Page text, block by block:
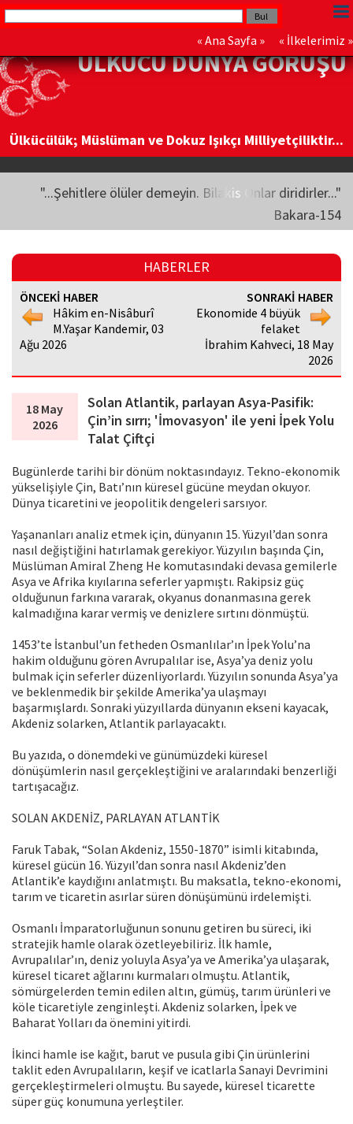
« Ana Sayfa » « İlkelerimiz »
ÜLKÜCÜ DÜNYA GÖRÜŞÜ
Ülkücülük; Müslüman ve Dokuz Işıkçı Milliyetçiliktir...
"...Şehitlere ölüler demeyin. Bilakis Onlar diridirler..."
Bakara-154
HABERLER
ÖNCEKİ HABER
Hâkim en-Nisâburî
M.Yaşar Kandemir, 03
Ağu 2026
SONRAKİ HABER
Ekonomide 4 büyük
felaket
İbrahim Kahveci, 18 May
2026
18 May
2026
Solan Atlantik, parlayan Asya-Pasifik:
Çin’in sırrı; 'İmovasyon' ile yeni İpek Yolu
Talat Çiftçi
Bugünlerde tarihi bir dönüm noktasındayız. Tekno-ekonomik
yükselişiyle Çin, Batı’nın küresel gücüne meydan okuyor.
Dünya ticaretini ve jeopolitik dengeleri sarsıyor.
Yaşananları analiz etmek için, dünyanın 15. Yüzyıl’dan sonra
nasıl değiştiğini hatırlamak gerekiyor. Yüzyılın başında Çin,
Müslüman Amiral Zheng He komutasındaki devasa gemilerle
Asya ve Afrika kıyılarına seferler yapmıştı. Rakipsiz güç
olduğunun farkına vararak, okyanus donanmasına gerek
kalmadığına karar vermiş ve denizlere sırtını dönmüştü.
1453’te İstanbul’un fetheden Osmanlılar’ın İpek Yolu’na
hakim olduğunu gören Avrupalılar ise, Asya’ya deniz yolu
bulmak için seferler düzenliyorlardı. Yüzyılın sonunda Asya’ya
ve beklenmedik bir şekilde Amerika’ya ulaşmayı
başarmışlardı. Sonraki yüzyıllarda dünyanın ekseni kayacak,
Akdeniz solarken, Atlantik parlayacaktı.
Bu yazıda, o dönemdeki ve günümüzdeki küresel
dönüşümlerin nasıl gerçekleştiğini ve aralarındaki benzerliği
tartışacağız.
SOLAN AKDENİZ, PARLAYAN ATLANTİK
Faruk Tabak, “Solan Akdeniz, 1550-1870” isimli kitabında,
küresel gücün 16. Yüzyıl’dan sonra nasıl Akdeniz’den
Atlantik’e kaydığını anlatmıştı. Bu maksatla, tekno-ekonomi,
tarım ve ticaretin asırlar süren dönüşümünü irdelemişti.
Osmanlı İmparatorluğunun sonunu getiren bu süreci, iki
stratejik hamle olarak özetleyebiliriz. İlk hamle,
Avrupalılar’ın, deniz yoluyla Asya’ya ve Amerika’ya ulaşarak,
küresel ticaret ağlarını kurmaları olmuştu. Atlantik,
sömürgelerden temin edilen altın, gümüş, tarım ürünleri ve
köle ticaretiyle zenginleşti. Akdeniz solarken, İpek ve
Baharat Yolları da önemini yitirdi.
İkinci hamle ise kağıt, barut ve pusula gibi Çin ürünlerini
taklit eden Avrupalıların, keşif ve icatlarla Sanayi Devrimini
gerçekleştirmeleri olmuştu. Bu sayede, küresel ticarette
süper güç konumuna yerleştiler.